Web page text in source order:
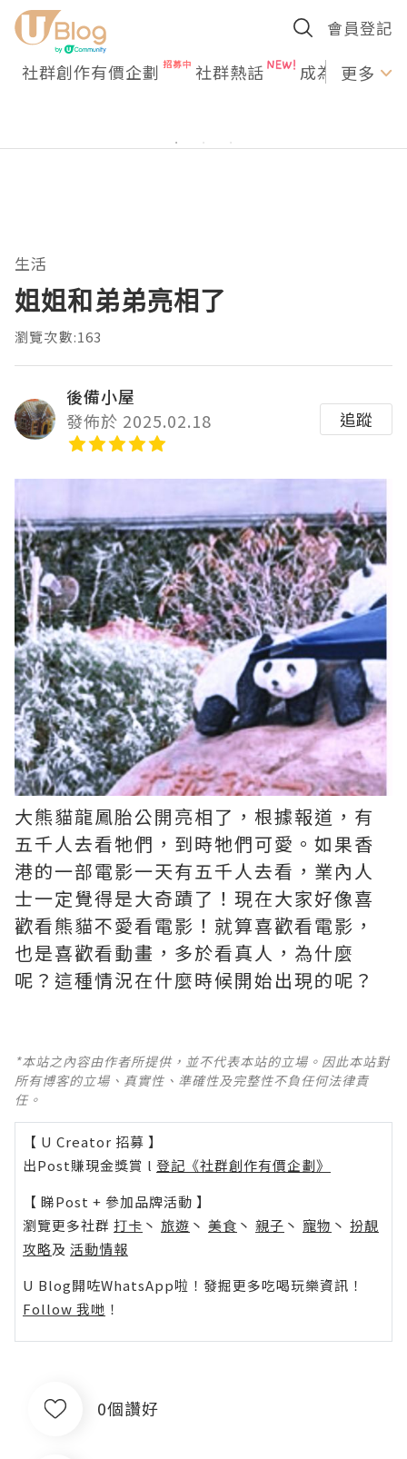
會員登記
社群創作有價企劃 社群熱話 成為U更多
生活
姐姐和弟弟亮相了
瀏覽次數:163
後備小屋
發佈於 2025.02.18
追蹤
大熊貓龍鳳胎公開亮相了，根據報道，有
五千人去看牠們，到時牠們可愛。如果香
港的一部電影一天有五千人去看，業內人
士一定覺得是大奇蹟了！現在大家好像喜
歡看熊貓不愛看電影！就算喜歡看電影，
也是喜歡看動畫，多於看真人，為什麼
呢？這種情況在什麼時候開始出現的呢？
*本站之內容由作者所提供，並不代表本站的立場。因此本站對
所有博客的立場、真實性、準確性及完整性不負任何法律責
任。
【 U Creator 招募 】
出Post賺現金獎賞 l 登記《社群創作有價企劃》
【 睇Post + 參加品牌活動 】
瀏覽更多社群 打卡 丶 旅遊 丶 美食 丶 親子 丶 寵物 丶 扮靚
攻略及 活動情報
U Blog開咗WhatsApp啦！發掘更多吃喝玩樂資訊！
Follow 我哋 ！
0個讚好